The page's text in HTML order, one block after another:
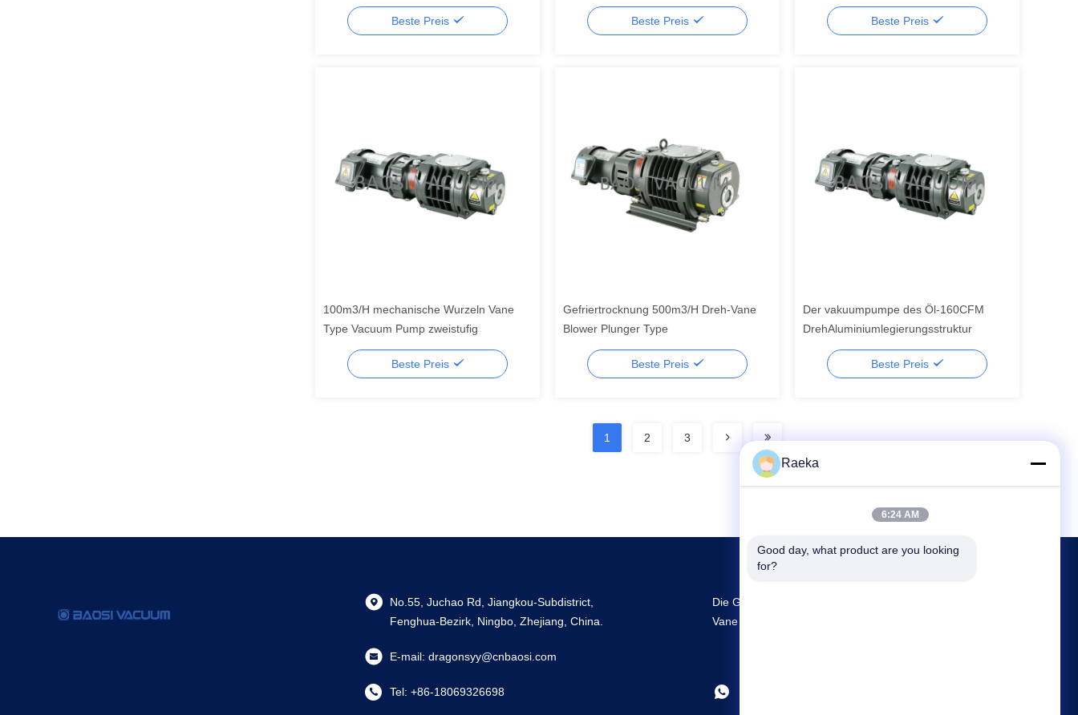
1000m3/h 3,7 kW
Beste Preis
Beste Preis
Vakuumpumpe
Beste Preis
100m3/H mechanische Wurzeln Vane
Type Vacuum Pump zweistufig
Beste Preis
Gefriertrocknung 500m3/H Dreh-Vane
Blower Plunger Type
Beste Preis
Der vakuumpumpe des Öl-160CFM
DrehAluminiumlegierungsstruktur
Beste Preis
1 2 3
No.55, Juchao Rd, Jiangkou-Subdistrict,
Fenghua-Bezirk, Ningbo, Zhejiang, China.
E-mail: dragonsyy@cnbaosi.com
Tel: +86-18069326698
Die Größte FuE- Und Produktionsstätte Rotary
Vane Vacuum Pump Lieferant In China
Raeka
6:24 AM
Good day, what product are you looking
for?